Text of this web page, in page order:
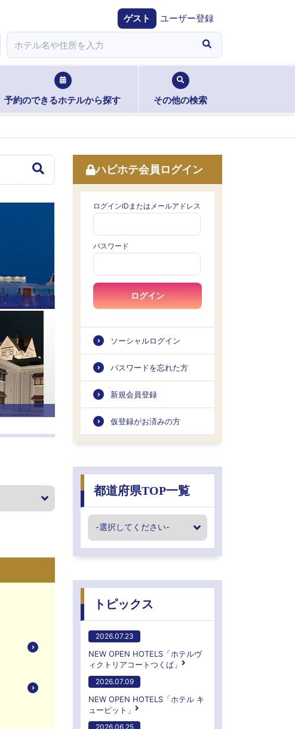
ゲスト ユーザー登録
予約のできるホテルから探す その他の検索
ハピホテ会員ログイン
ログインIDまたはメールアドレス
パスワード
ログイン
ソーシャルログイン
パスワードを忘れた方
新規会員登録
仮登録がお済みの方
都道府県TOP一覧
トピックス
2026.07.23
NEW OPEN HOTELS「ホテルヴ
ィクトリアコートつくば」
2026.07.09
NEW OPEN HOTELS「ホテル キ
ューピット」
2026.06.25